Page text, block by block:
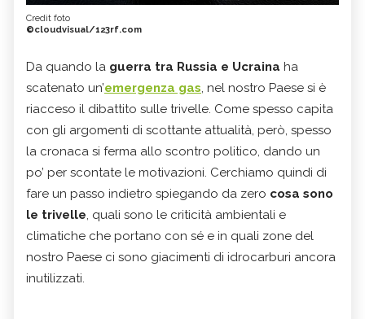
Credit foto
©cloudvisual/123rf.com
Da quando la guerra tra Russia e Ucraina ha
scatenato un’emergenza gas, nel nostro Paese si è
riacceso il dibattito sulle trivelle. Come spesso capita
con gli argomenti di scottante attualità, però, spesso
la cronaca si ferma allo scontro politico, dando un
po’ per scontate le motivazioni. Cerchiamo quindi di
fare un passo indietro spiegando da zero cosa sono
le trivelle, quali sono le criticità ambientali e
climatiche che portano con sé e in quali zone del
nostro Paese ci sono giacimenti di idrocarburi ancora
inutilizzati.